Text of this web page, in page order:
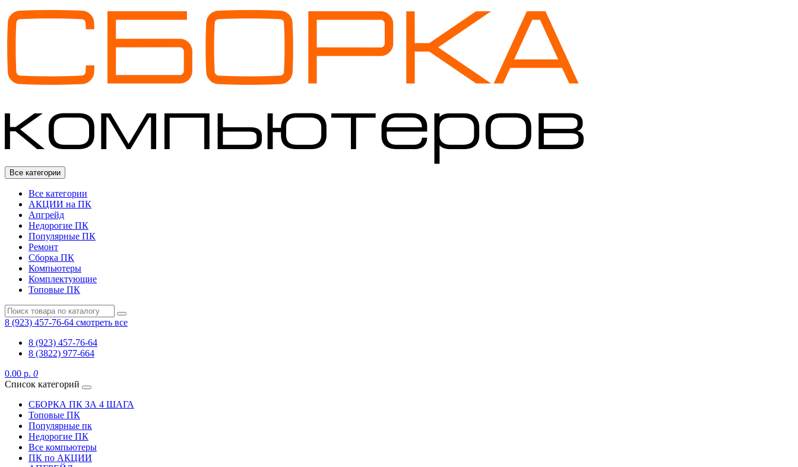
Все категории
Все категории
АКЦИИ на ПК
Апгрейд
Недорогие ПК
Популярные ПК
Ремонт
Сборка ПК
Компьютеры
Комплектующие
Топовые ПК
8 (923) 457-76-64 смотреть все
8 (923) 457-76-64
8 (3822) 977-664
0.00 р. 0
Список категорий
СБОРКА ПК ЗА 4 ШАГА
Топовые ПК
Популярные пк
Недорогие ПК
Все компьютеры
ПК по АКЦИИ